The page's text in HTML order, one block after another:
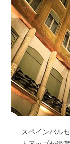
スペインバル